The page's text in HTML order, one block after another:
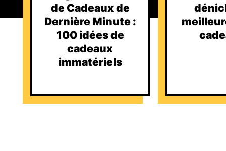
de Cadeaux de
Dernière Minute :
100 idées de
cadeaux
immatériels